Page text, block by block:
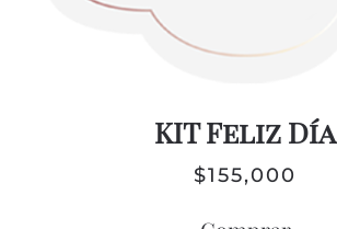
KIT Feliz Día
$155,000